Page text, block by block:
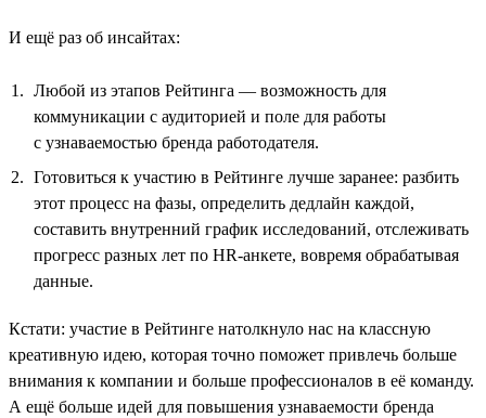
И ещё раз об инсайтах:
Любой из этапов Рейтинга — возможность для
коммуникации с аудиторией и поле для работы
с узнаваемостью бренда работодателя.
Готовиться к участию в Рейтинге лучше заранее: разбить
этот процесс на фазы, определить дедлайн каждой,
составить внутренний график исследований, отслеживать
прогресс разных лет по HR-анкете, вовремя обрабатывая
данные.
Кстати: участие в Рейтинге натолкнуло нас на классную
креативную идею, которая точно поможет привлечь больше
внимания к компании и больше профессионалов в её команду.
А ещё больше идей для повышения узнаваемости бренда